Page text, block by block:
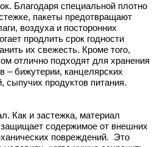
Благодаря специальной плотно
пакеты предотвращают
воздуха и посторонних
продлить срок годности
их свежесть. Кроме того,
отлично подходят для хранения
– бижутерии, канцелярских
сыпучих продуктов питания.
Как и застежка, материал
защищает содержимое от внешних
повреждений. Это